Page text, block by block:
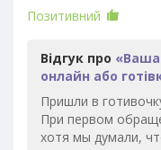
Позитивний
Відгук про «Ваша
онлайн або
Пришли в
При первом
хотя мы думали,